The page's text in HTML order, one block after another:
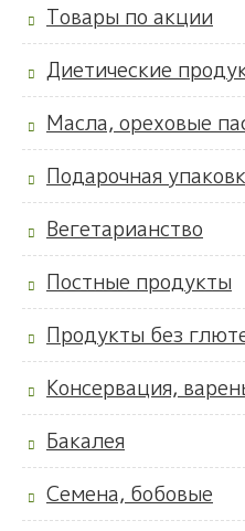
Товары по акции
Диетические
Масла, ореховые
Подарочная
Вегетарианство
Постные продукты
Продукты без
Консервация,
Бакалея
Семена, бобовые